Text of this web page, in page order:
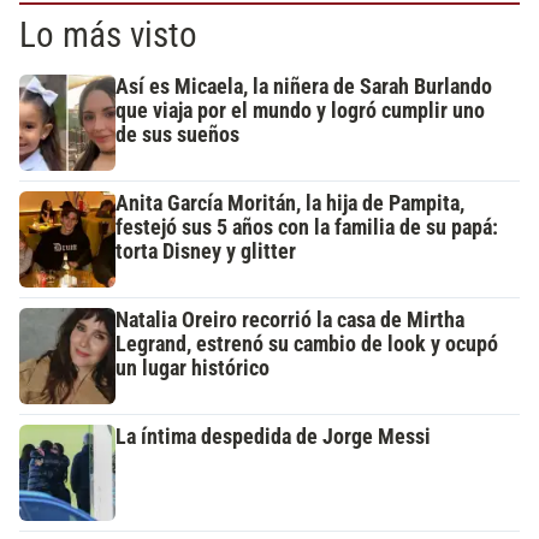
Lo más visto
Así es Micaela, la niñera de Sarah Burlando
que viaja por el mundo y logró cumplir uno
de sus sueños
Anita García Moritán, la hija de Pampita,
festejó sus 5 años con la familia de su papá:
torta Disney y glitter
Natalia Oreiro recorrió la casa de Mirtha
Legrand, estrenó su cambio de look y ocupó
un lugar histórico
La íntima despedida de Jorge Messi